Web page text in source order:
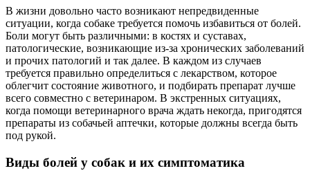
В жизни довольно часто возникают непредвиденные
ситуации, когда собаке требуется помочь избавиться от болей.
Боли могут быть различными: в костях и суставах,
патологические, возникающие из-за хронических заболеваний
и прочих патологий и так далее. В каждом из случаев
требуется правильно определиться с лекарством, которое
облегчит состояние животного, и подбирать препарат лучше
всего совместно с ветеринаром. В экстренных ситуациях,
когда помощи ветеринарного врача ждать некогда, пригодятся
препараты из собачьей аптечки, которые должны всегда быть
под рукой.
Виды болей у собак и их симптоматика